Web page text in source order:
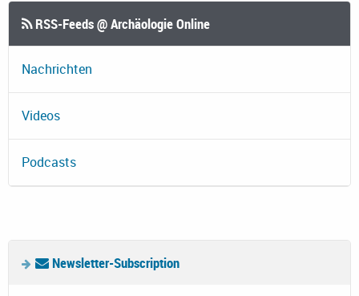
RSS-Feeds @ Archäologie Online
Nachrichten
Videos
Podcasts
Newsletter-Subscription